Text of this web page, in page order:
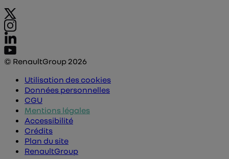
© RenaultGroup 2026
Utilisation des cookies
Données personnelles
CGU
Mentions légales
Accessibilité
Crédits
Plan du site
RenaultGroup